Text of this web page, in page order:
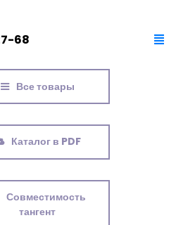
68
Все товары
Каталог в PDF
Совместимость
тангент